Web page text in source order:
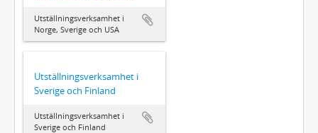
Utställningsverksamhet i
Norge, Sverige och USA
Utställningsverksamhet i
Sverige och Finland
Utställningsverksamhet i
Sverige och Finland